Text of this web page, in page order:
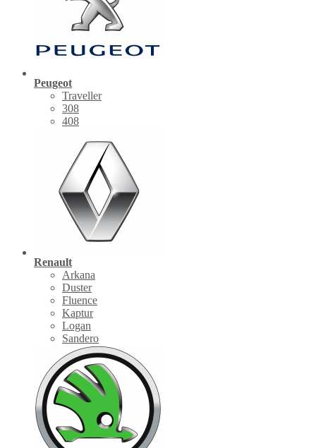
Peugeot
Traveller
308
408
Renault
Arkana
Duster
Fluence
Kaptur
Logan
Sandero